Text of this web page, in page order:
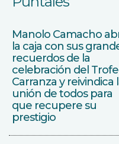
Manolo Camacho
la caja con sus
recuerdos de la
celebración del
Carranza y reivindica
unión de todos para
que recupere su
prestigio